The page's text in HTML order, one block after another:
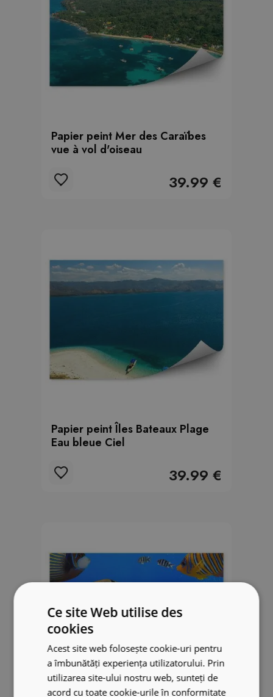
Papier peint Mer des Caraïbes
vue à vol d'oiseau
39.99 €
Papier peint Îles Bateaux Plage
Eau bleue Ciel
39.99 €
Ce site Web utilise des
cookies
Acest site web folosește cookie-uri pentru
a îmbunătăți experiența utilizatorului. Prin
utilizarea site-ului nostru web, sunteți de
acord cu toate cookie-urile în conformitate